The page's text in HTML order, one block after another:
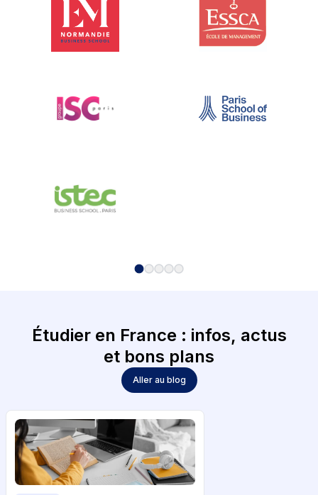
Étudier en France : infos, actus
et bons plans
Aller au blog